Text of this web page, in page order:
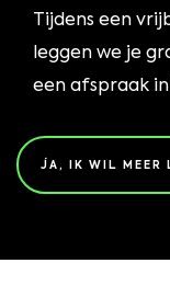
Tijdens een
leggen we je
een afspraak
JA, IK WIL MEER